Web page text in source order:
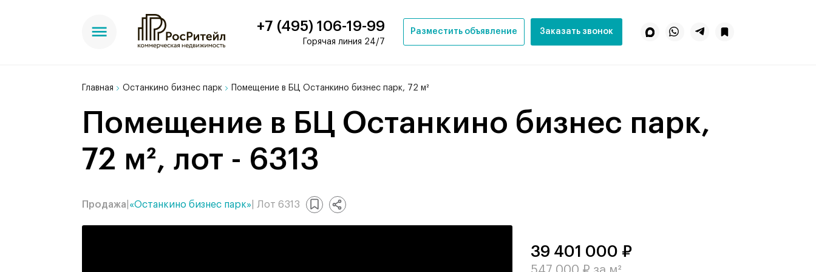
+7 (495) 106-19-99
Горячая линия 24/7
Разместить объявление Заказать звонок
Главная Останкино бизнес парк Помещение в БЦ Останкино бизнес парк, 72 м²
Помещение в БЦ Останкино бизнес парк,
72 м², лот - 6313
Продажа «Останкино бизнес парк» | Лот 6313
39 401 000 ₽